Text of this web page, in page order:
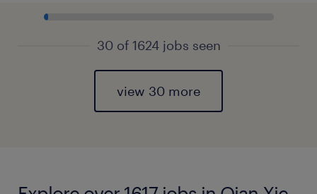
30 of 1624 jobs seen
view 30 more